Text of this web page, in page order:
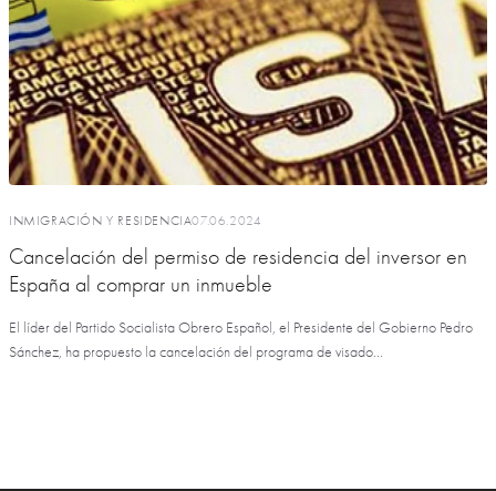
INMIGRACIÓN Y RESIDENCIA07.06.2024
Cancelación del permiso de residencia del inversor en
España al comprar un inmueble
El líder del Partido Socialista Obrero Español, el Presidente del Gobierno Pedro
Sánchez, ha propuesto la cancelación del programa de visado...